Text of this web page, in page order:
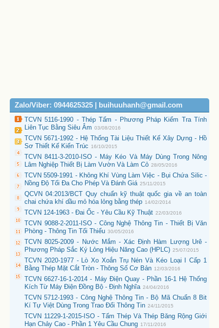
Zalo/Viber: 0944625325 | buihuuhanh@gmail.com
TCVN 5116-1990 - Thép Tấm - Phương Pháp Kiểm Tra Tính
Liên Tục Bằng Siêu Âm 03/08/2016
TCVN 5671-1992 - Hệ Thống Tài Liệu Thiết Kế Xây Dựng - Hồ
Sơ Thiết Kế Kiến Trúc
16/10/2015
TCVN 8411-3-2010-ISO - Máy Kéo Và Máy Dùng Trong Nông
Lâm Nghiệp Thiết Bị Làm Vườn Và Làm Cỏ 28/05/2016
TCVN 5509-1991 - Không Khí Vùng Làm Việc - Bụi Chứa Silic -
Nồng Độ Tối Đa Cho Phép Và Đánh Giá 25/11/2015
QCVN 04:2013/BCT Quy chuẩn kỹ thuật quốc gia về an toàn
chai chứa khí dầu mỏ hóa lỏng bằng thép 14/02/2014
TCVN 124-1963 - Đai Ốc - Yêu Cầu Kỹ Thuật 22/03/2016
TCVN 9088-2-2011-ISO - Công Nghệ Thông Tin - Thiết Bị Văn
Phòng - Thông Tin Tối Thiểu 30/05/2016
TCVN 8025-2009 - Nước Mắm - Xác Định Hàm Lượng Urê -
Phương Pháp Sắc Ký Lỏng Hiệu Năng Cao (HPLC) 25/07/2015
TCVN 2020-1977 - Lò Xo Xoắn Trụ Nén Và Kéo Loại I Cấp 1
Bằng Thép Mặt Cắt Tròn - Thông Số Cơ Bản 12/03/2016
TCVN 6627-16-1-2014 - Máy Điện Quay - Phần 16-1 Hệ Thống
Kích Từ Máy Điện Đồng Bộ - Định Nghĩa 24/04/2016
TCVN 5712-1993 - Công Nghệ Thông Tin - Bộ Mã Chuẩn 8 Bit
Kí Tự Việt Dùng Trong Trao Đổi Thông Tin 24/11/2015
TCVN 11229-1-2015-ISO - Tấm Thép Và Thép Băng Rộng Giới
Hạn Chảy Cao - Phần 1 Yêu Cầu Chung 17/11/2016